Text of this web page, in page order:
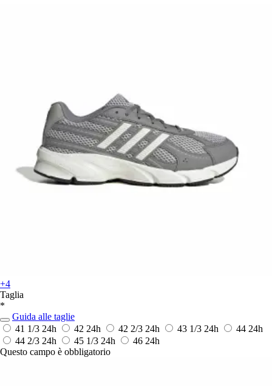
+4
Taglia
*
Guida alle taglie
41 1/3 24h 42 24h 42 2/3 24h 43 1/3 24h 44 24h
44 2/3 24h 45 1/3 24h 46 24h
Questo campo è obbligatorio